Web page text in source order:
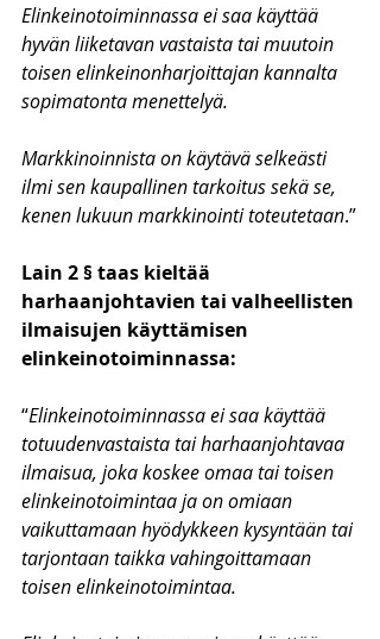
Elinkeinotoiminnassa ei saa käyttää
hyvän liiketavan vastaista tai muutoin
toisen elinkeinonharjoittajan kannalta
sopimatonta menettelyä.
Markkinoinnista on käytävä selkeästi
ilmi sen kaupallinen tarkoitus sekä se,
kenen lukuun markkinointi toteutetaan.”
Lain 2 § taas kieltää
harhaanjohtavien tai valheellisten
ilmaisujen käyttämisen
elinkeinotoiminnassa:
“Elinkeinotoiminnassa ei saa käyttää
totuudenvastaista tai harhaanjohtavaa
ilmaisua, joka koskee omaa tai toisen
elinkeinotoimintaa ja on omiaan
vaikuttamaan hyödykkeen kysyntään tai
tarjontaan taikka vahingoittamaan
toisen elinkeinotoimintaa.